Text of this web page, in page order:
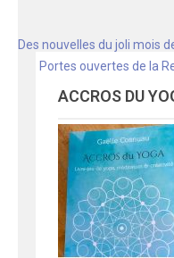
Navigation
de
l'article
Des nouvelles du joli mois
Portes ouvertes de la
ACCROS DU